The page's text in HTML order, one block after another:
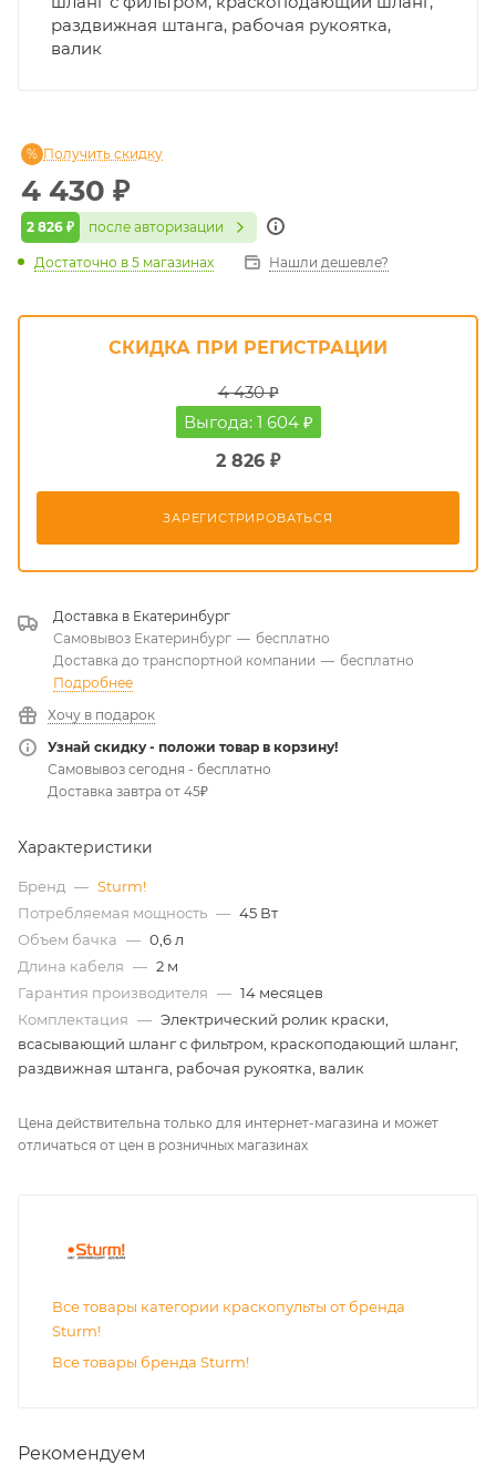
раздвижная штанга, рабочая рукоятка,
валик
4 430 ₽
2 826 ₽ после авторизации
Получить скидку
Достаточно в 5 магазинах Нашли дешевле?
СКИДКА ПРИ РЕГИСТРАЦИИ
4 430 ₽
Выгода: 1 604 ₽
2 826 ₽
ЗАРЕГИСТРИРОВАТЬСЯ
Доставка в Екатеринбург
Самовывоз Екатеринбург — бесплатно
Доставка до транспортной компании — бесплатно
Подробнее
Хочу в подарок
Узнай скидку - положи товар в корзину!
Самовывоз сегодня - бесплатно
Доставка завтра от 45₽
Характеристики
Бренд — Sturm!
Потребляемая мощность — 45 Вт
Объем бачка — 0,6 л
Длина кабеля — 2 м
Гарантия производителя — 14 месяцев
Комплектация — Электрический ролик краски,
всасывающий шланг с фильтром, краскоподающий шланг,
раздвижная штанга, рабочая рукоятка, валик
Цена действительна только для интернет-магазина и может
отличаться от цен в розничных магазинах
Все товары категории краскопульты от бренда
Sturm!
Все товары бренда Sturm!
Рекомендуем